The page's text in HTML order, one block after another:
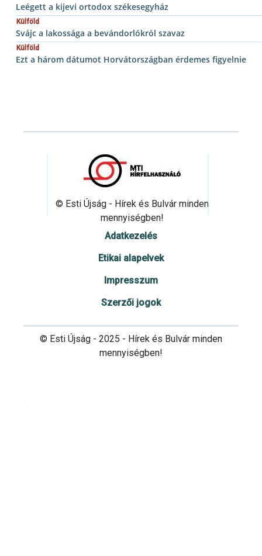
Leégett a kijevi ortodox székesegyház
Külföld
Svájc a lakossága a bevándorlókról szavaz
Külföld
Ezt a három dátumot Horvátországban érdemes figyelnie
© Esti Újság - Hírek és Bulvár minden
mennyiségben!
Adatkezelés
Etikai alapelvek
Impresszum
Szerzői jogok
© Esti Újság - 2025 - Hírek és Bulvár minden
mennyiségben!